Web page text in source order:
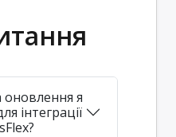
оновлення я
інтеграції